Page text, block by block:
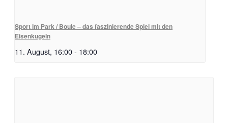
Sport im Park / Boule – das faszinierende Spiel mit den
Eisenkugeln
11. August, 16:00- 18:00